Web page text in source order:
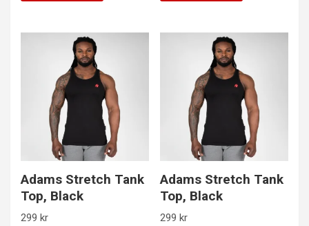
Adams Stretch Tank
Top, Black
299 kr
Adams Stretch Tank
Top, Black
299 kr